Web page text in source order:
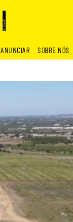
ANUNCIAR SOBRE NÓS